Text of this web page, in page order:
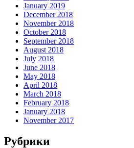
January 2019
December 2018
November 2018
October 2018
September 2018
August 2018
July 2018
June 2018
May 2018
April 2018
March 2018
February 2018
January 2018
November 2017
Рубрики